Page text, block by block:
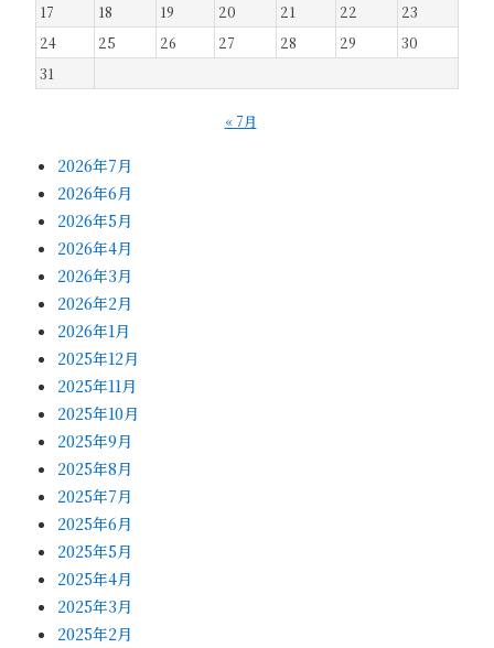
17
18 19 20 21 22
23
24
25 26 27 28 29
30
31
« 7月
2026年7月
2026年6月
2026年5月
2026年4月
2026年3月
2026年2月
2026年1月
2025年12月
2025年11月
2025年10月
2025年9月
2025年8月
2025年7月
2025年6月
2025年5月
2025年4月
2025年3月
2025年2月